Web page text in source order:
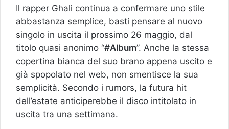
Il rapper Ghali continua a confermare uno stile
abbastanza semplice, basti pensare al nuovo
singolo in uscita il prossimo 26 maggio, dal
titolo quasi anonimo “#Album”. Anche la stessa
copertina bianca del suo brano appena uscito e
già spopolato nel web, non smentisce la sua
semplicità. Secondo i rumors, la futura hit
dell’estate anticiperebbe il disco intitolato in
uscita tra una settimana.